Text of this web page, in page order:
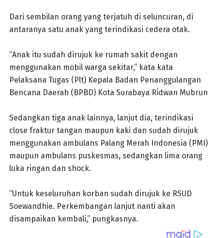
Dari sembilan orang yang terjatuh di seluncuran, di
antaranya satu anak yang terindikasi cedera otak.
“Anak itu sudah dirujuk ke rumah sakit dengan
menggunakan mobil warga sekitar,” kata kata
Pelaksana Tugas (Plt) Kepala Badan Penanggulangan
Bencana Daerah (BPBD) Kota Surabaya Ridwan Mubrun
Sedangkan tiga anak lainnya, lanjut dia, terindikasi
close fraktur tangan maupun kaki dan sudah dirujuk
menggunakan ambulans Palang Merah Indonesia (PMI)
maupun ambulans puskesmas, sedangkan lima orang
luka ringan dan shock.
“Untuk keseluruhan korban sudah dirujuk ke RSUD
Soewandhie. Perkembangan lanjut nanti akan
disampaikan kembali,” pungkasnya.